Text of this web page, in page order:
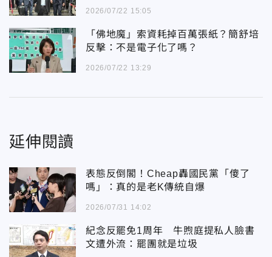
2026/07/22 15:05
「佛地魔」索資耗掉百萬張紙？簡舒培
反擊：不是電子化了嗎？
2026/07/22 13:29
延伸閱讀
表態反倒閣！Cheap轟國民黨「傻了
嗎」：真的是老K傳統自爆
2026/07/31 14:02
紀念反罷免1周年 牛煦庭提私人臉書
文遭外流：罷團就是垃圾